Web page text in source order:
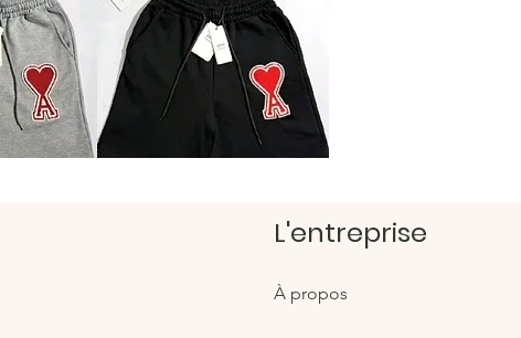
L'entreprise
À propos